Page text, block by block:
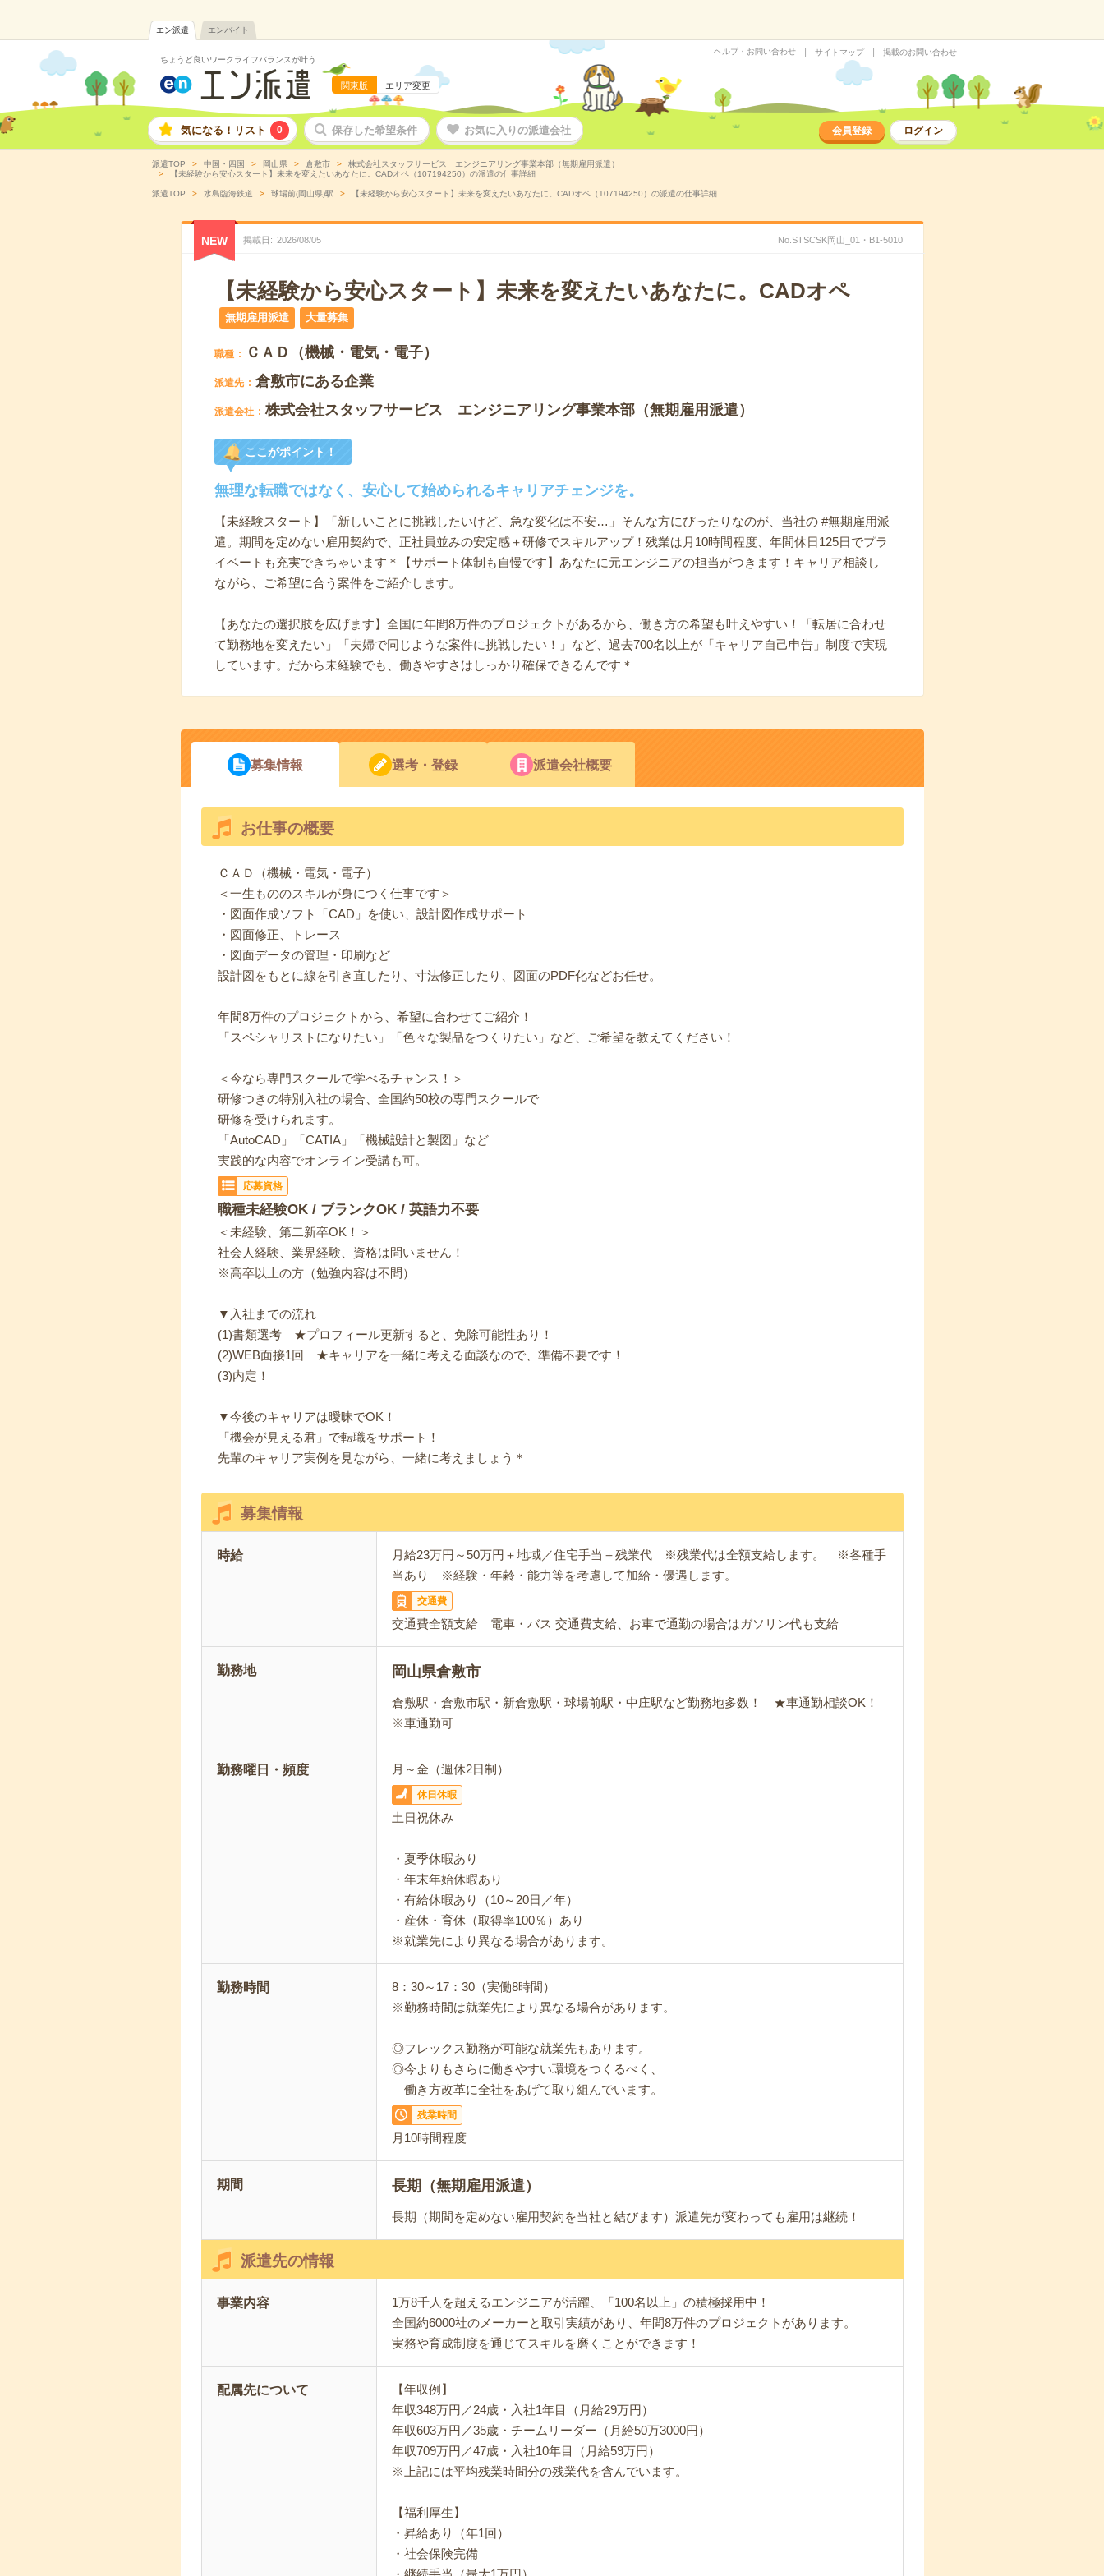
エン派遣 エンバイト
ちょうど良いワークライフバランスが叶う
関東版 エリア変更
ヘルプ・お問い合わせ サイトマップ 掲載のお問い合わせ
気になる！リスト 0 保存した希望条件 お気に入りの派遣会社 会員登録 ログイン
派遣TOP 中国・四国 岡山県 倉敷市
株式会社スタッフサービス エンジニアリング事業本部（無期雇用派遣）
【未経験から安心スタート】未来を変えたいあなたに。CADオペ（107194250）の派遣の仕事詳細
派遣TOP 水島臨海鉄道 球場前(岡山県)駅 【未経験から安心スタート】未来を変えたいあなたに。CADオペ（107194250）の派遣の仕事詳細
NEW 掲載日 2026/08/05 No.STSCSK岡山_01・B1-5010
【未経験から安心スタート】未来を変えたいあなたに。CADオペ
無期雇用派遣 大量募集
職種 ＣＡＤ（機械・電気・電子）
派遣先 倉敷市にある企業
派遣会社 株式会社スタッフサービス エンジニアリング事業本部（無期雇用派遣）
ここがポイント！
無理な転職ではなく、安心して始められるキャリアチェンジを。
【未経験スタート】「新しいことに挑戦したいけど、急な変化は不安…」そんな方にぴったりなのが、当社の #無期雇用派
遣。期間を定めない雇用契約で、正社員並みの安定感＋研修でスキルアップ！残業は月10時間程度、年間休日125日でプラ
イベートも充実できちゃいます＊【サポート体制も自慢です】あなたに元エンジニアの担当がつきます！キャリア相談し
ながら、ご希望に合う案件をご紹介します。
【あなたの選択肢を広げます】全国に年間8万件のプロジェクトがあるから、働き方の希望も叶えやすい！「転居に合わせ
て勤務地を変えたい」「夫婦で同じような案件に挑戦したい！」など、過去700名以上が「キャリア自己申告」制度で実現
しています。だから未経験でも、働きやすさはしっかり確保できるんです＊
募集情報 選考・登録 派遣会社概要
お仕事の概要
ＣＡＤ（機械・電気・電子）
＜一生もののスキルが身につく仕事です＞
・図面作成ソフト「CAD」を使い、設計図作成サポート
・図面修正、トレース
・図面データの管理・印刷など
設計図をもとに線を引き直したり、寸法修正したり、図面のPDF化などお任せ。
年間8万件のプロジェクトから、希望に合わせてご紹介！
「スペシャリストになりたい」「色々な製品をつくりたい」など、ご希望を教えてください！
＜今なら専門スクールで学べるチャンス！＞
研修つきの特別入社の場合、全国約50校の専門スクールで
研修を受けられます。
「AutoCAD」「CATIA」「機械設計と製図」など
実践的な内容でオンライン受講も可。
応募資格
職種未経験OK / ブランクOK / 英語力不要
＜未経験、第二新卒OK！＞
社会人経験、業界経験、資格は問いません！
※高卒以上の方（勉強内容は不問）
▼入社までの流れ
(1)書類選考 ★プロフィール更新すると、免除可能性あり！
(2)WEB面接1回 ★キャリアを一緒に考える面談なので、準備不要です！
(3)内定！
▼今後のキャリアは曖昧でOK！
「機会が見える君」で転職をサポート！
先輩のキャリア実例を見ながら、一緒に考えましょう＊
募集情報
時給
月給23万円～50万円＋地域／住宅手当＋残業代 ※残業代は全額支給します。 ※各種手
当あり ※経験・年齢・能力等を考慮して加給・優遇します。
交通費
交通費全額支給 電車・バス 交通費支給、お車で通勤の場合はガソリン代も支給
勤務地 岡山県倉敷市
倉敷駅・倉敷市駅・新倉敷駅・球場前駅・中庄駅など勤務地多数！ ★車通勤相談OK！
※車通勤可
勤務曜日・頻度 月～金（週休2日制）
休日休暇
土日祝休み
・夏季休暇あり
・年末年始休暇あり
・有給休暇あり（10～20日／年）
・産休・育休（取得率100％）あり
※就業先により異なる場合があります。
勤務時間
8：30～17：30（実働8時間）
※勤務時間は就業先により異なる場合があります。
◎フレックス勤務が可能な就業先もあります。
◎今よりもさらに働きやすい環境をつくるべく、
働き方改革に全社をあげて取り組んでいます。
残業時間
月10時間程度
期間 長期（無期雇用派遣）
長期（期間を定めない雇用契約を当社と結びます）派遣先が変わっても雇用は継続！
派遣先の情報
事業内容
1万8千人を超えるエンジニアが活躍、「100名以上」の積極採用中！
全国約6000社のメーカーと取引実績があり、年間8万件のプロジェクトがあります。
実務や育成制度を通じてスキルを磨くことができます！
配属先について
【年収例】
年収348万円／24歳・入社1年目（月給29万円）
年収603万円／35歳・チームリーダー（月給50万3000円）
年収709万円／47歳・入社10年目（月給59万円）
※上記には平均残業時間分の残業代を含んでいます。
【福利厚生】
・昇給あり（年1回）
・社会保険完備